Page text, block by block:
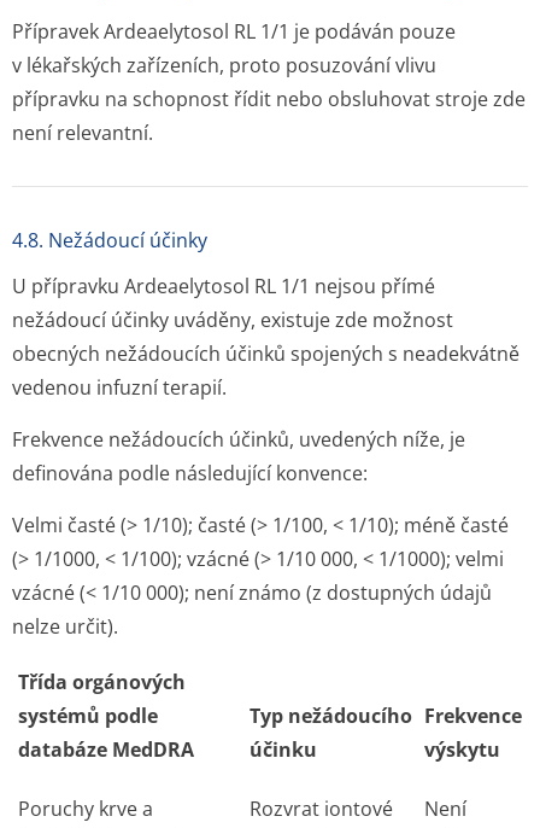
Přípravek Ardeaelytosol RL 1/1 je podáván pouze
v lékařských zařízeních, proto posuzování vlivu
přípravku na schopnost řídit nebo obsluhovat stroje zde
není relevantní.
4.8. Nežádoucí účinky
U přípravku Ardeaelytosol RL 1/1 nejsou přímé
nežádoucí účinky uváděny, existuje zde možnost
obecných nežádoucích účinků spojených s neadekvátně
vedenou infuzní terapií.
Frekvence nežádoucích účinků, uvedených níže, je
definována podle následující konvence:
Velmi časté (> 1/10); časté (> 1/100, < 1/10); méně časté
(> 1/1000, < 1/100); vzácné (> 1/10 000, < 1/1000); velmi
vzácné (< 1/10 000); není známo (z dostupných údajů
nelze určit).
Třída orgánových
systémů podle
databáze MedDRA
Typ nežádoucího
účinku
Frekvence
výskytu
Poruchy krve a
Rozvrat iontové
Není